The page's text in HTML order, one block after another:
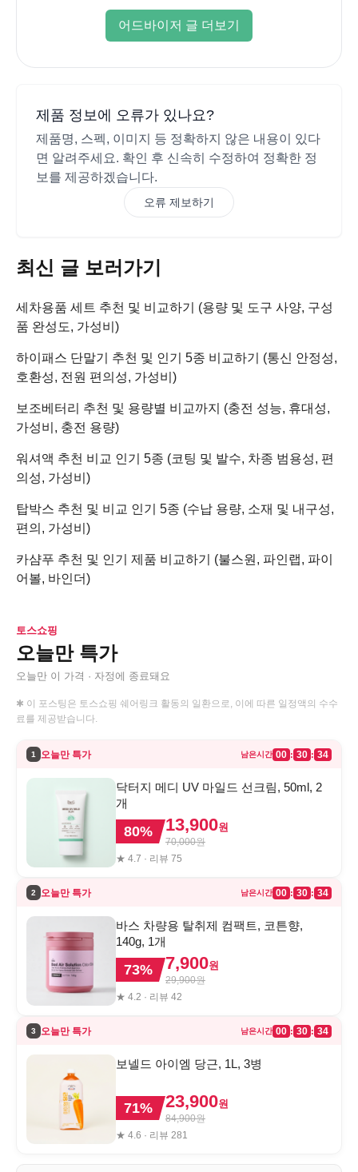
어드바이저 글 더보기
제품 정보에 오류가 있나요?
제품명, 스펙, 이미지 등 정확하지 않은 내용이 있다
면 알려주세요. 확인 후 신속히 수정하여 정확한 정
보를 제공하겠습니다.
오류 제보하기
최신 글 보러가기
세차용품 세트 추천 및 비교하기 (용량 및 도구 사양, 구성
품 완성도, 가성비)
하이패스 단말기 추천 및 인기 5종 비교하기 (통신 안정성,
호환성, 전원 편의성, 가성비)
보조베터리 추천 및 용량별 비교까지 (충전 성능, 휴대성,
가성비, 충전 용량)
워셔액 추천 비교 인기 5종 (코팅 및 발수, 차종 범용성, 편
의성, 가성비)
탑박스 추천 및 비교 인기 5종 (수납 용량, 소재 및 내구성,
편의, 가성비)
카샴푸 추천 및 인기 제품 비교하기 (불스원, 파인랩, 파이
어볼, 바인더)
토스쇼핑
오늘만 특가
오늘만 이 가격 · 자정에 종료돼요
✱ 이 포스팅은 토스쇼핑 쉐어링크 활동의 일환으로, 이에 따른 일정액의 수수
료를 제공받습니다.
1 오늘만 특가 남은시간 00 : 30 : 34
닥터지 메디 UV 마일드 선크림, 50ml, 2
개
80% 13,900원
70,000원
★ 4.7 · 리뷰 75
2 오늘만 특가 남은시간 00 : 30 : 34
바스 차량용 탈취제 컴팩트, 코튼향,
140g, 1개
73% 7,900원
29,900원
★ 4.2 · 리뷰 42
3 오늘만 특가 남은시간 00 : 30 : 34
보넬드 아이엠 당근, 1L, 3병
71% 23,900원
84,900원
★ 4.6 · 리뷰 281